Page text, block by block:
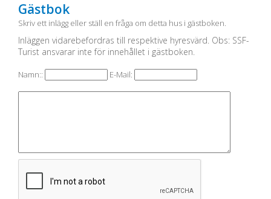
Gästbok
Skriv ett inlägg eller ställ en fråga om detta hus i gästboken.
Inläggen vidarebefordras till respektive hyresvärd. Obs: SSF-
Turist ansvarar inte för innehållet i gästboken.
Namn:: E-Mail: